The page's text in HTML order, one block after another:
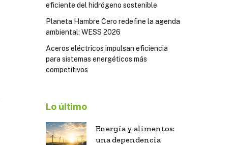
eficiente del hidrógeno sostenible
Planeta Hambre Cero redefine la agenda
ambiental: WESS 2026
Aceros eléctricos impulsan eficiencia
para sistemas energéticos más
competitivos
Lo último
Energía y alimentos:
una dependencia